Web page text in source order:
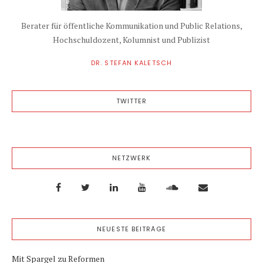
Berater für öffentliche Kommunikation und Public Relations,
Hochschuldozent, Kolumnist und Publizist
DR. STEFAN KALETSCH
TWITTER
NETZWERK
NEUESTE BEITRÄGE
Mit Spargel zu Reformen